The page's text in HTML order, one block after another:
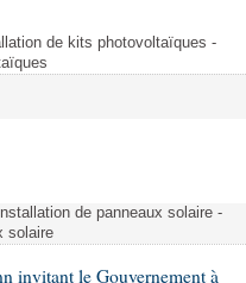
de kits photovoltaïques -
de panneaux solaire -
solaire
invitant le Gouvernement à